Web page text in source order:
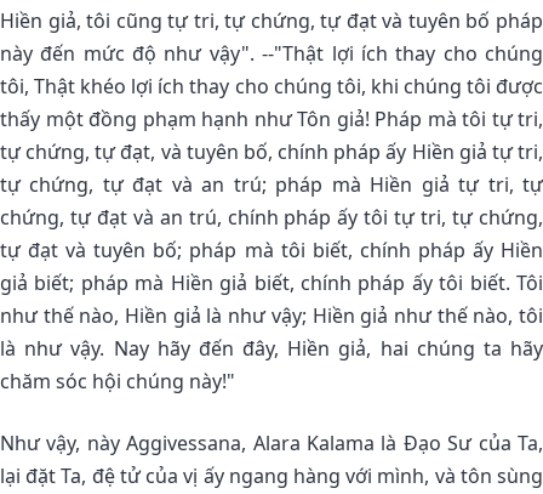
Hiền giả, tôi cũng tự tri, tự chứng, tự đạt và tuyên bố pháp
này đến mức độ như vậy". --"Thật lợi ích thay cho chúng
tôi, Thật khéo lợi ích thay cho chúng tôi, khi chúng tôi được
thấy một đồng phạm hạnh như Tôn giả! Pháp mà tôi tự tri,
tự chứng, tự đạt, và tuyên bố, chính pháp ấy Hiền giả tự tri,
tự chứng, tự đạt và an trú; pháp mà Hiền giả tự tri, tự
chứng, tự đạt và an trú, chính pháp ấy tôi tự tri, tự chứng,
tự đạt và tuyên bố; pháp mà tôi biết, chính pháp ấy Hiền
giả biết; pháp mà Hiền giả biết, chính pháp ấy tôi biết. Tôi
như thế nào, Hiền giả là như vậy; Hiền giả như thế nào, tôi
là như vậy. Nay hãy đến đây, Hiền giả, hai chúng ta hãy
chăm sóc hội chúng này!"
Như vậy, này Aggivessana, Alara Kalama là Ðạo Sư của Ta,
lại đặt Ta, đệ tử của vị ấy ngang hàng với mình, và tôn sùng